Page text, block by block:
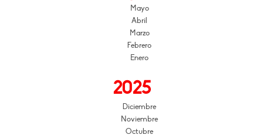
Mayo
Abril
Marzo
Febrero
Enero
2025
Diciembre
Noviembre
Octubre